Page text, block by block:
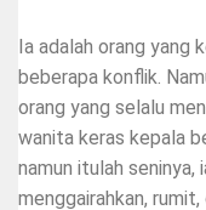
Ia adalah orang yang
beberapa konflik.
orang yang selalu
wanita keras kepala
namun itulah
menggairahkan, rumit,